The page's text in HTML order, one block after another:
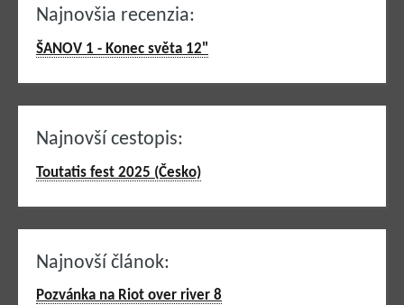
Najnovšia recenzia:
ŠANOV 1 - Konec světa 12"
Najnovší cestopis:
Toutatis fest 2025 (Česko)
Najnovší článok:
Pozvánka na Riot over river 8